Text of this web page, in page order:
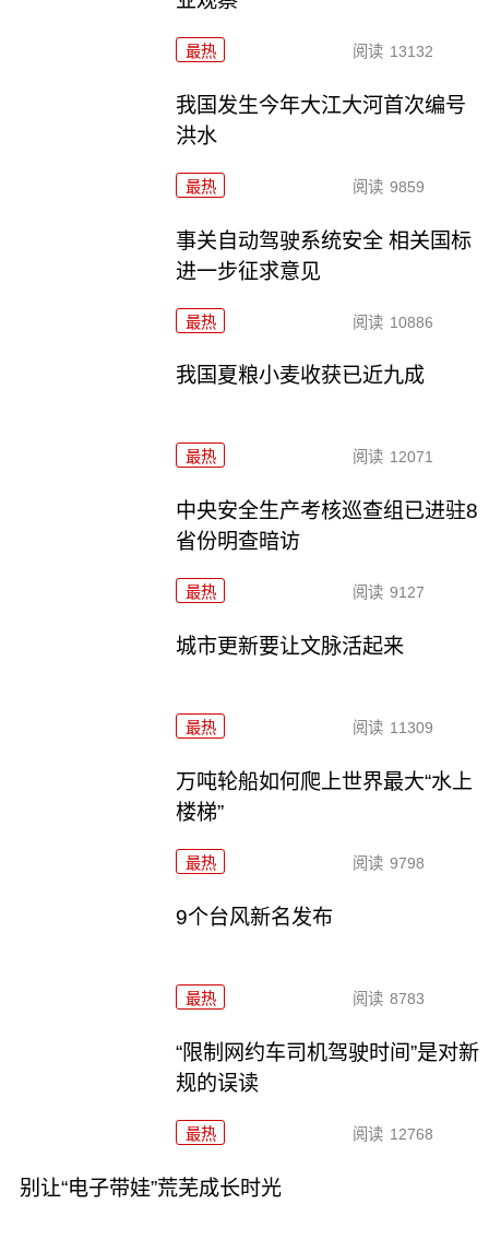
最热 阅读 13132
我国发生今年大江大河首次编号
洪水
最热 阅读 9859
事关自动驾驶系统安全 相关国标
进一步征求意见
最热 阅读 10886
我国夏粮小麦收获已近九成
最热 阅读 12071
中央安全生产考核巡查组已进驻8
省份明查暗访
最热 阅读 9127
城市更新要让文脉活起来
最热 阅读 11309
万吨轮船如何爬上世界最大“水上
楼梯”
最热 阅读 9798
9个台风新名发布
最热 阅读 8783
“限制网约车司机驾驶时间”是对新
规的误读
最热 阅读 12768
别让“电子带娃”荒芜成长时光